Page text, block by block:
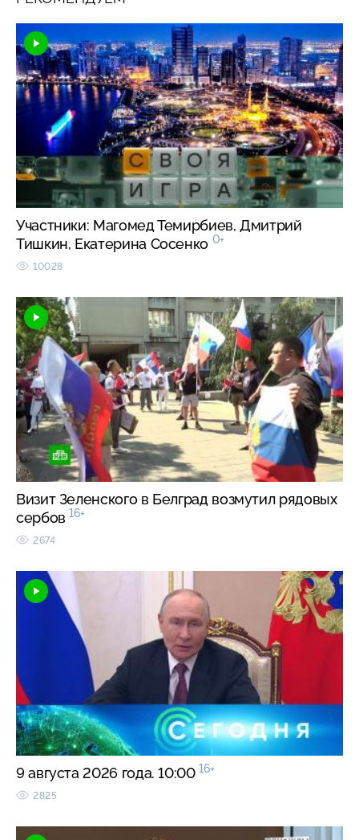
Участники: Магомед Темирбиев, Дмитрий
Тишкин, Екатерина Сосенко 0+
10028
Визит Зеленского в Белград возмутил рядовых
сербов 16+
2674
9 августа 2026 года. 10:00 16+
2825